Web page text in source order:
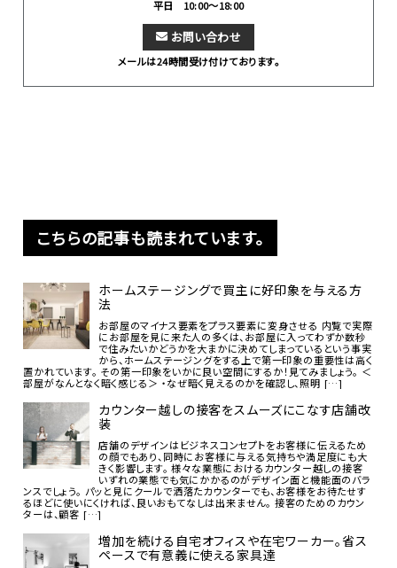
平日 10:00～18:00
お問い合わせ
メールは24時間受け付けております。
こちらの記事も読まれています。
ホームステージングで買主に好印象を与える方
法
お部屋のマイナス要素をプラス要素に変身させる 内覧で実際
にお部屋を見に来た人の多くは、お部屋に入ってわずか数秒
で住みたいかどうかを大まかに決めてしまっているという事実
から、ホームステージングをする上で第一印象の重要性は高く
置かれています。 その第一印象をいかに良い空間にするか！見てみましょう。 ＜
部屋がなんとなく暗く感じる＞ ・なぜ暗く見えるのかを確認し、照明 […]
カウンター越しの接客をスムーズにこなす店舗改
装
店舗のデザインはビジネスコンセプトをお客様に伝えるため
の顔でもあり、同時にお客様に与える気持ちや満足度にも大
きく影響します。 様々な業態におけるカウンター越しの接客
いずれの業態でも気にかかるのがデザイン面と機能面のバラ
ンスでしょう。 パッと見にクールで洒落たカウンターでも、お客様をお待たせす
るほどに使いにくければ、良いおもてなしは出来ません。 接客のためのカウン
ターは、顧客 […]
増加を続ける自宅オフィスや在宅ワーカー。省ス
ペースで有意義に使える家具達